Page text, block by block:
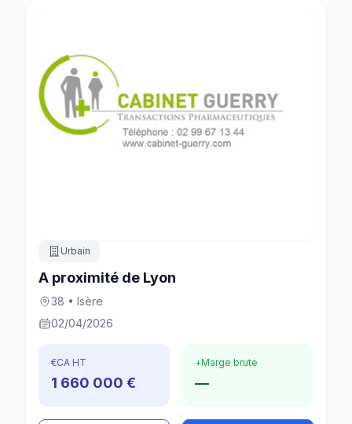
Urbain
A proximité de Lyon
38 • Isère
02/04/2026
€CA HT
1 660 000 €
+Marge brute
—